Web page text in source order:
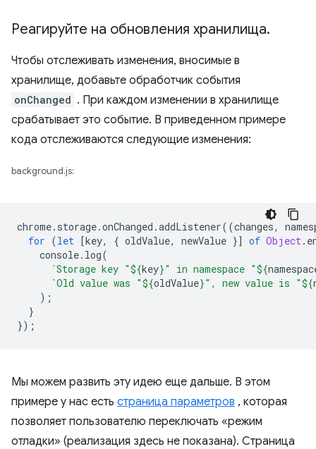
Реагируйте на обновления хранилища.
Чтобы отслеживать изменения, вносимые в
хранилище, добавьте обработчик события
onChanged . При каждом изменении в хранилище
срабатывает это событие. В приведенном примере
кода отслеживаются следующие изменения:
background.js:
chrome. storage.onChanged .addListener((changes,
for (let [key, { oldValue, newValue }] of Object.
console. log(
`Storage key "${key}" in namespace "${
`Old value was "${oldValue}", new value is "${
);
}
});
Мы можем развить эту идею еще дальше. В этом
примере у нас есть страница параметров , которая
позволяет пользователю переключать «режим
отладки» (реализация здесь не показана). Страница